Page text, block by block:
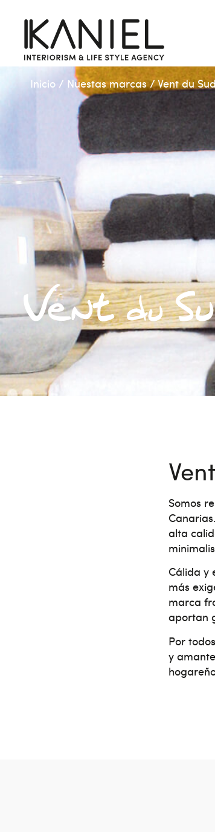
Inicio / Nuestas marcas/Vent du
Somos
alta
Cálida y
más
marca
aportan
Por
y